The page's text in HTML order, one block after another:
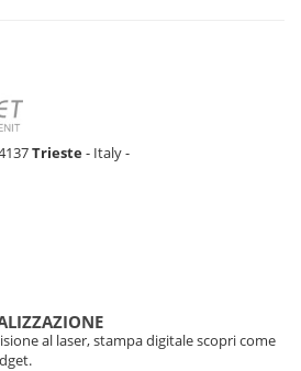
Trieste- Italy -
al laser, stampa digitale scopri come